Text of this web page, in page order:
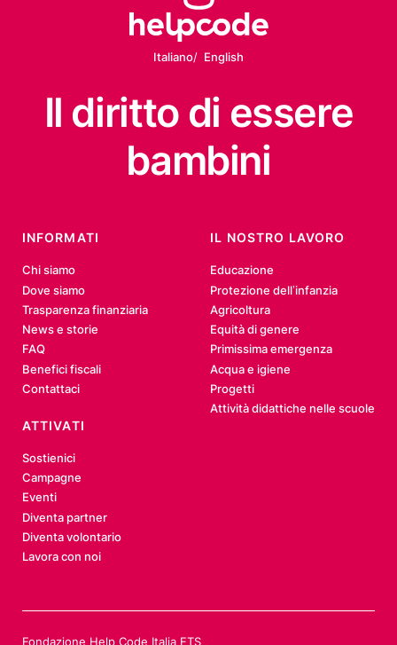
Italiano English
Il diritto di essere
bambini
INFORMATI
Chi siamo
Dove siamo
Trasparenza finanziaria
News e storie
FAQ
Benefici fiscali
Contattaci
IL NOSTRO LAVORO
Educazione
Protezione dell’infanzia
Agricoltura
Equità di genere
Primissima emergenza
Acqua e igiene
Progetti
Attività didattiche nelle scuole
ATTIVATI
Sostienici
Campagne
Eventi
Diventa partner
Diventa volontario
Lavora con noi
Fondazione Help Code Italia ETS